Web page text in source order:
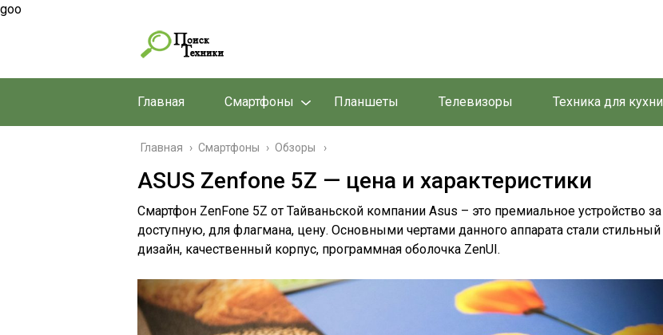
goo
Главная Смартфоны Планшеты Телевизоры Техника для кухни
Главная › Смартфоны › Обзоры
ASUS Zenfone 5Z — цена и характеристики
Смартфон ZenFone 5Z от Тайваньской компании Asus – это премиальное устройство за
доступную, для флагмана, цену. Основными чертами данного аппарата стали стильный
дизайн, качественный корпус, программная оболочка ZenUI.